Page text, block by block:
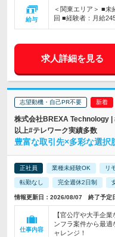
給与
＜関東エリア＞ ■未
回 ■経験者：月給
求人詳細を見る
志望動機・自己PR不要
株式会社BREXA Technology |
以上#テレワーク実績多数
豊富な取引先×多彩な選択
正社員 業種未経験OK リ
転勤なし 完全週休2日制
情報更新日：2026/08/07 終了予定
仕事内容
【官公庁や大手企
ンフラ案件から最
ャレンジ！